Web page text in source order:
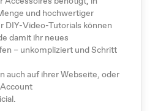
und hochwertiger
DIY-Video-Tutorials können
damit ihr neues
– unkompliziert und Schritt
auch auf ihrer Webseite, oder